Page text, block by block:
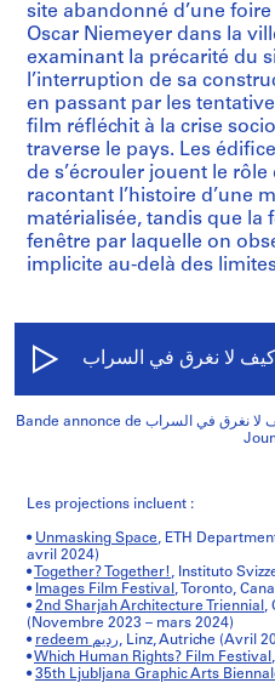
site abandonné d’une
Oscar Niemeyer dans la
examinant la précarité du
l’interruption de sa
en passant par les
film réfléchit à la crise
traverse le pays. Les
de s’écrouler jouent le
racontant l’histoire d’une
matérialisée, tandis que la
fenêtre par laquelle on
implicite au-delà des
Les projections incluent :
• Unmasking Space, ETH
avril 2024)
• Together? Together! , Instituto
• Images Film Festival , Toronto,
•2nd Sharjah Architecture Triennial ,
(Novembre 2023 – mars 2024)
•
redeem رديم, Linz, Autriche (Avril
•Which Human Rights? Film Festival
•35th Ljubljana Graphic Arts